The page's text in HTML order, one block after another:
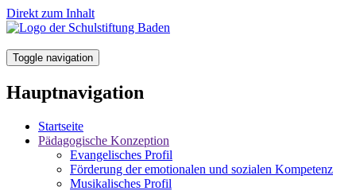
Direkt zum Inhalt
Toggle navigation
Hauptnavigation
Startseite
Pädagogische Konzeption
Evangelisches Profil
Förderung der emotionalen und sozialen Kompetenz
Musikalisches Profil